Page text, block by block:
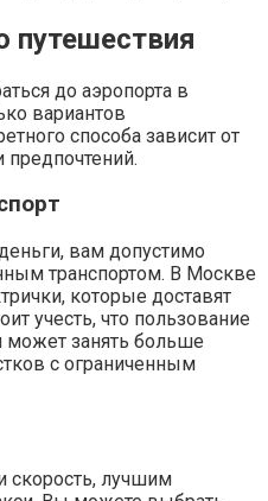
путешествия
до аэропорта в
вариантов
способа зависит от
вам допустимо
транспортом. В Москве
которые доставят
учесть, что пользование
занять больше
с ограниченным
скорость, лучшим